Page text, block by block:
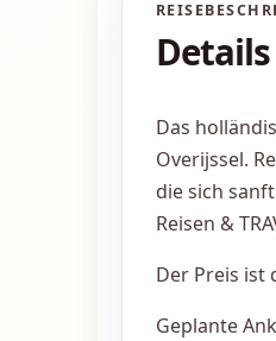
Das
Overijssel.
die sich
Reisen &
Der Preis ist
Geplante